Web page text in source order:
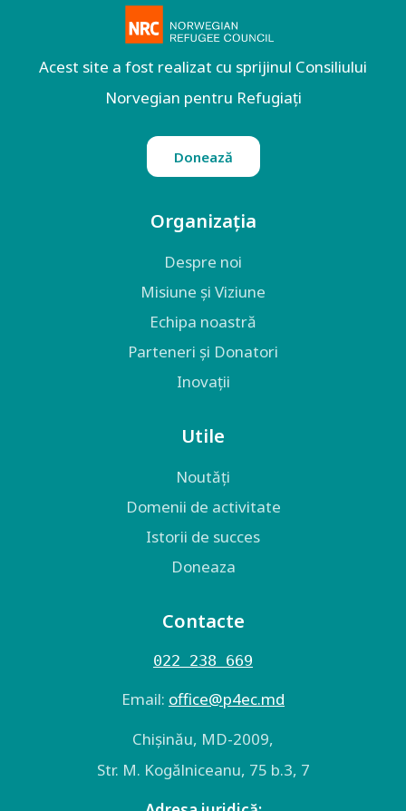
Acest site a fost realizat cu sprijinul Consiliului
Norvegian pentru Refugiați
Donează
Organizația
Despre noi
Misiune și Viziune
Echipa noastră
Parteneri și Donatori
Inovații
Utile
Noutăți
Domenii de activitate
Istorii de succes
Doneaza
Contacte
022 238 669
Email: оffice@p4ec.md
Chişinău, MD-2009,
Str. M. Kogălniceanu, 75 b.3, 7